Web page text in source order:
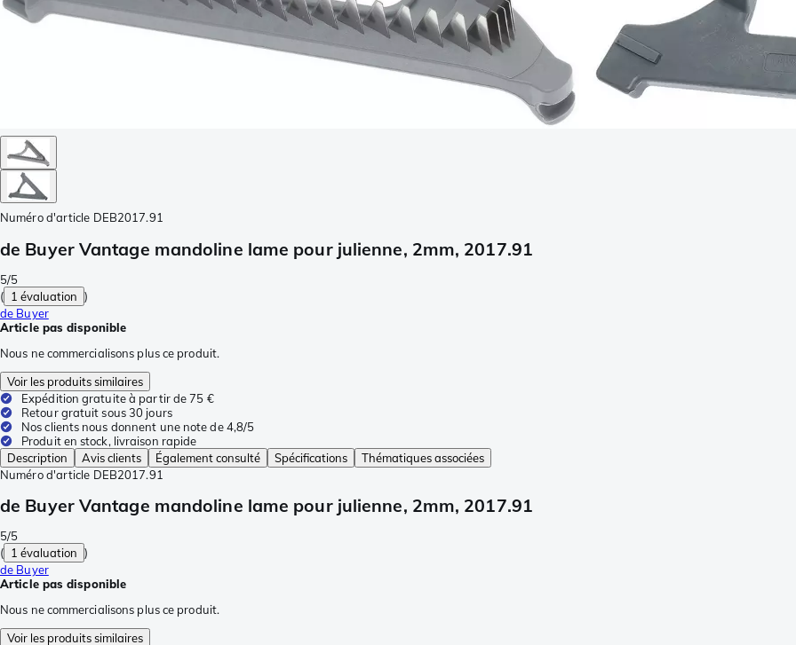
Numéro d'article DEB2017.91
de Buyer Vantage mandoline lame pour julienne, 2mm, 2017.91
5/5
( 1 évaluation )
de Buyer
Article pas disponible
Nous ne commercialisons plus ce produit.
Voir les produits similaires
Expédition gratuite à partir de 75 €
Retour gratuit sous 30 jours
Nos clients nous donnent une note de 4,8/5
Produit en stock, livraison rapide
Description
Avis clients Également consulté Spécifications
Thématiques associées
Numéro d'article DEB2017.91
de Buyer Vantage mandoline lame pour julienne, 2mm, 2017.91
5/5
( 1 évaluation )
de Buyer
Article pas disponible
Nous ne commercialisons plus ce produit.
Voir les produits similaires